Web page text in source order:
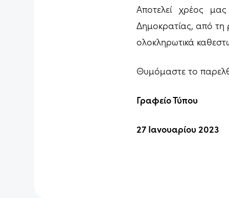
Αποτελεί χρέος
Δημοκρατίας, από τη
ολοκληρωτικά
Θυμόμαστε το
Γραφείο Τύπου
27 Ιανουαρίου 2023